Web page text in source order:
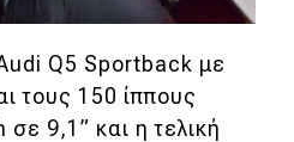
Q5 Sportback με
τους 150 ίππους
9,1” και η τελική